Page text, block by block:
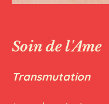
Soin de l'Ame
Transmutation